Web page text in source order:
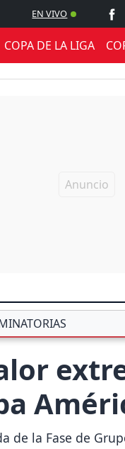
EN VIVO
COPA DE LA LIGA
de la Fase de